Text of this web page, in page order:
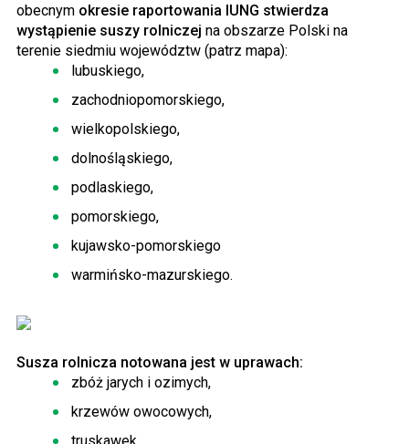
obecnym okresie raportowania IUNG stwierdza
wystąpienie suszy rolniczej na obszarze Polski na
terenie siedmiu województw (patrz mapa):
lubuskiego,
zachodniopomorskiego,
wielkopolskiego,
dolnośląskiego,
podlaskiego,
pomorskiego,
kujawsko-pomorskiego
warmińsko-mazurskiego.
Susza rolnicza notowana jest w uprawach:
zbóż jarych i ozimych,
krzewów owocowych,
truskawek,